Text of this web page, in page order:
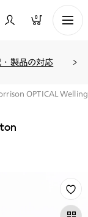
0
製品の対応
OPTICAL